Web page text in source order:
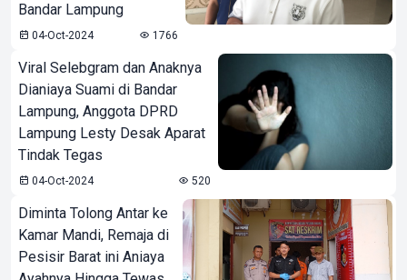
Bandar Lampung
04-Oct-2024 1766
Viral Selebgram dan Anaknya
Dianiaya Suami di Bandar
Lampung, Anggota DPRD
Lampung Lesty Desak Aparat
Tindak Tegas
04-Oct-2024 520
Diminta Tolong Antar ke
Kamar Mandi, Remaja di
Pesisir Barat ini Aniaya